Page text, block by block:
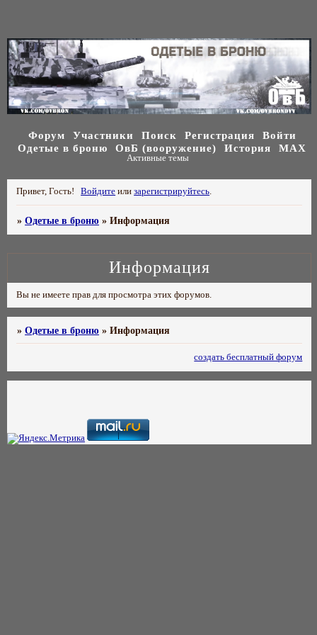
Форум Участники Поиск Регистрация
Войти
Одетые в броню
ОвБ (вооружение) История МАХ
Активные темы
Привет, Гость! Войдите илизарегистрируйтесь.
»Одетые в броню »Информация
Информация
Вы не имеете прав для просмотра этих форумов.
»Одетые в броню »Информация
создать бесплатный форум